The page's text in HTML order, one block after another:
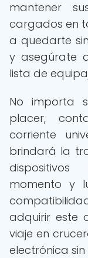
mantener
cargados en
a quedarte
y asegúrate
lista de
No importa
placer,
corriente
brindará la
momento y
adquirir este
viaje en
electrónica